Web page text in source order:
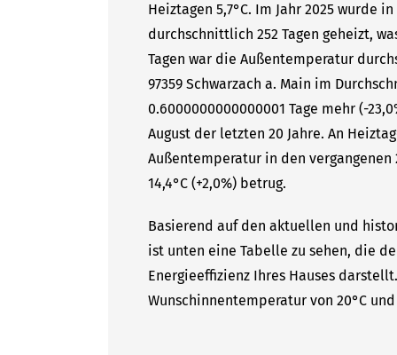
Heiztagen 5,7°C. Im Jahr 2025 wurde
durchschnittlich 252 Tagen geheizt,
Tagen war die Außentemperatur
97359 Schwarzach a. Main im
0.6000000000000001 Tage mehr (-
August der letzten 20 Jahre. An
Außentemperatur in den vergangenen
14,4°C (+2,0%) betrug.
Basierend auf den aktuellen und
ist unten eine Tabelle zu sehen, die
Energieeffizienz Ihres Hauses
Wunschinnentemperatur von 20°C